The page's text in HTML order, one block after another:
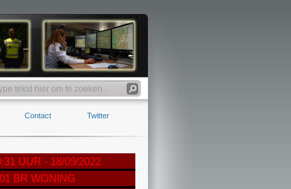
Contact Twitter
UUR - 18/09/2022
BR WONING